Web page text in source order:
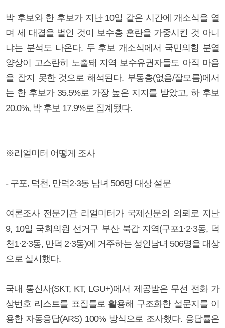
박 후보와 한 후보가 지난 10일 같은 시간에 개소식을 열
며 세 대결을 벌인 것이 보수층 혼란을 가중시킨 것 아니
냐는 분석도 나온다. 두 후보 개소식에서 국민의힘 분열
양상이 고스란히 노출돼 지역 보수유권자들도 아직 마음
을 잡지 못한 것으로 해석된다. 부동층(없음/잘모름)에서
는 한 후보가 35.5%로 가장 높은 지지를 받았고, 하 후보
20.0%, 박 후보 17.9%로 집계됐다.
※리얼미터 어떻게 조사
- 구포, 덕천, 만덕2·3동 남녀 506명 대상 설문
여론조사 전문기관 리얼미터가 국제신문의 의뢰로 지난
9, 10일 국회의원 선거구 부산 북갑 지역(구포1·2·3동, 덕
천1·2·3동, 만덕 2·3동)에 거주하는 성인남녀 506명을 대상
으로 실시했다.
국내 통신사(SKT, KT, LGU+)에서 제공받은 무선 전화 가
상번호 리스트를 표집틀로 활용해 구조화한 설문지를 이
용한 자동응답(ARS) 100% 방식으로 조사했다. 응답률은